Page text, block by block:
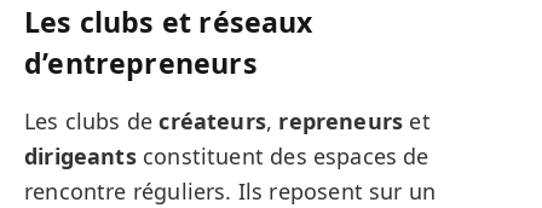
Les clubs et réseaux
d’entrepreneurs
Les clubs decréateurs, repreneurs et
dirigeantsconstituent des espaces de
rencontre réguliers. Ils reposent sur un